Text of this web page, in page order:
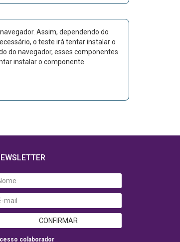
Assim, dependendo do
o teste irá tentar instalar o
do navegador, esses componentes
instalar o componente.
colaborador